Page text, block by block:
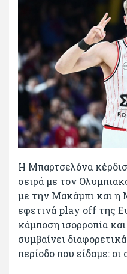
Η Μπαρτσελόνα
σειρά με τον
με την Μακάμπι και η
εφετινά play off της
κάμποση ισορροπία
συμβαίνει
περίοδο που είδαμε: οι